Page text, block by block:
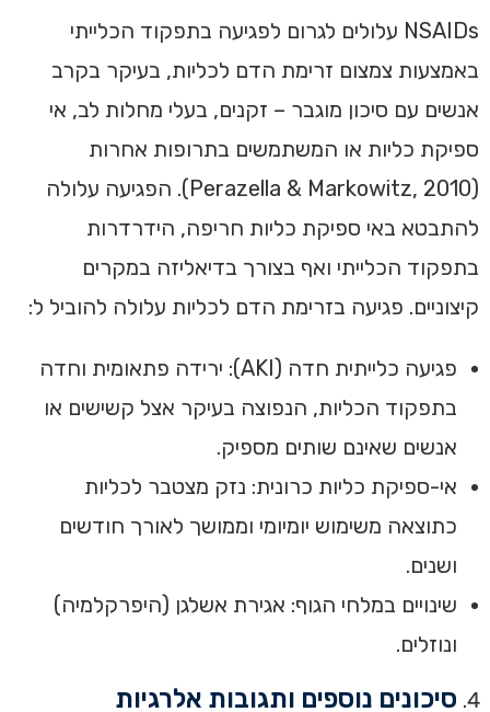
NSAIDs עלולים לגרום לפגיעה בתפקוד הכלייתי
באמצעות צמצום זרימת הדם לכליות, בעיקר בקרב
אנשים עם סיכון מוגבר – זקנים, בעלי מחלות לב, אי
ספיקת כליות או המשתמשים בתרופות אחרות
(Perazella & Markowitz, 2010). הפגיעה עלולה
להתבטא באי ספיקת כליות חריפה, הידרדרות
בתפקוד הכלייתי ואף בצורך בדיאליזה במקרים
קיצוניים. פגיעה בזרימת הדם לכליות עלולה להוביל ל:
פגיעה כלייתית חדה (AKI): ירידה פתאומית וחדה
בתפקוד הכליות, הנפוצה בעיקר אצל קשישים או
אנשים שאינם שותים מספיק.
אי-ספיקת כליות כרונית: נזק מצטבר לכליות
כתוצאה משימוש יומיומי וממושך לאורך חודשים
ושנים.
שינויים במלחי הגוף: אגירת אשלגן (היפרקלמיה)
ונוזלים.
סיכונים נוספים ותגובות אלרגיות